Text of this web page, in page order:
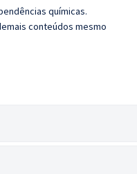
químicas.
conteúdos mesmo